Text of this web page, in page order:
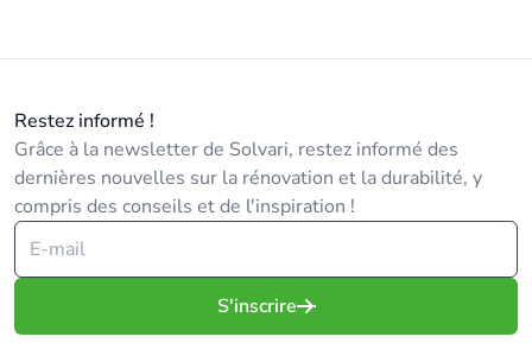
Restez informé !
Grâce à la newsletter de Solvari, restez informé des
dernières nouvelles sur la rénovation et la durabilité, y
compris des conseils et de l'inspiration !
S'inscrire